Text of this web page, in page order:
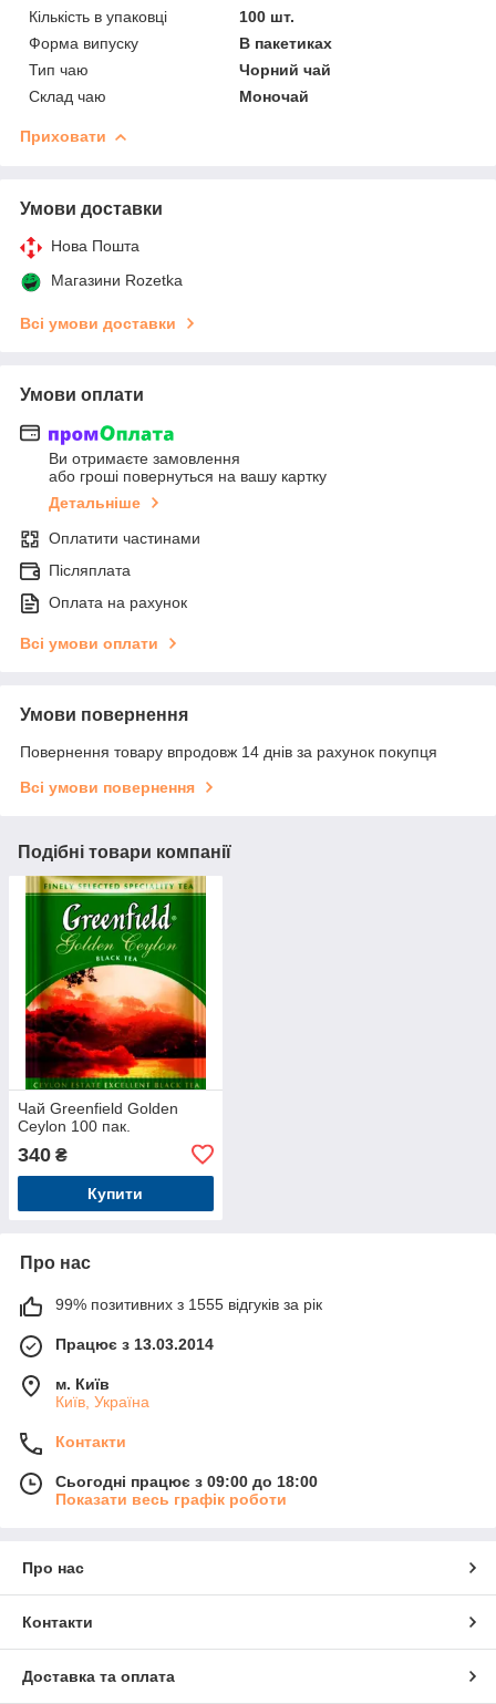
Кількість в упаковці
100 шт.
Форма випуску
В пакетиках
Тип чаю
Чорний чай
Склад чаю
Моночай
Приховати
Умови доставки
Нова Пошта
Магазини Rozetka
Всі умови доставки
Умови оплати
Ви отримаєте замовлення
або гроші повернуться на вашу картку
Детальніше
Оплатити частинами
Післяплата
Оплата на рахунок
Всі умови оплати
Умови повернення
Повернення товару впродовж 14 днів за рахунок покупця
Всі умови повернення
Подібні товари компанії
Чай Greenfield Golden
Ceylon 100 пак.
340 ₴
Купити
Про нас
99% позитивних з 1555 відгуків за рік
Працює з 13.03.2014
м. Київ
Київ, Україна
Контакти
Сьогодні працює з 09:00 до 18:00
Показати весь графік роботи
Про нас
Контакти
Доставка та оплата